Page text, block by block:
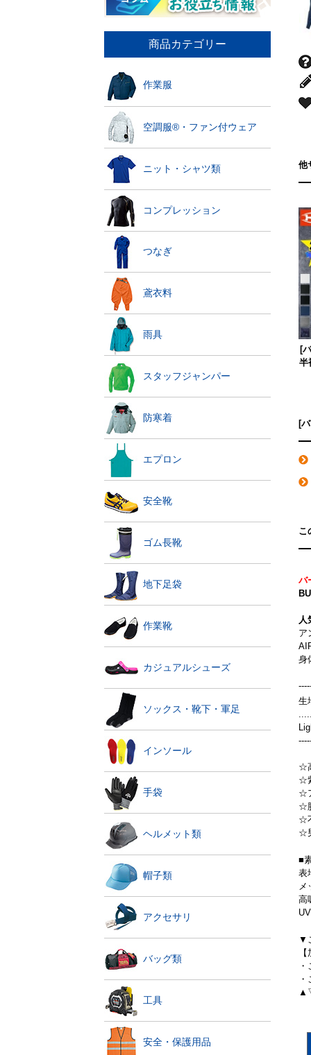
商品カテゴリー
作業服
空調服®・ファン付ウェア
ニット・シャツ類
コンプレッション
つなぎ
鳶衣料
雨具
スタッフジャンパー
防寒着
エプロン
安全靴
ゴム長靴
地下足袋
作業靴
カジュアルシューズ
ソックス・靴下・軍足
インソール
手袋
ヘルメット類
帽子類
アクセサリ
バッグ類
工具
安全・保護用品
他
[
半
[
こ
バ
人
ア
身
生
☆
☆
☆
☆
☆
☆
■
表
メ
高
▼